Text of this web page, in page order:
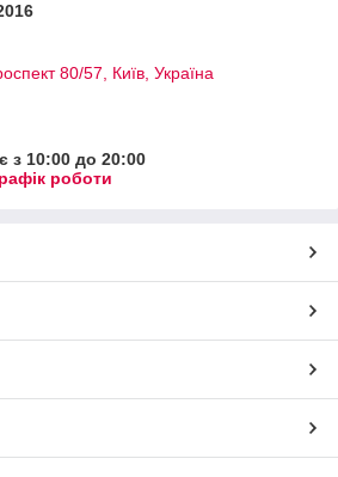
80/57, Київ, Україна
з 10:00 до 20:00
роботи